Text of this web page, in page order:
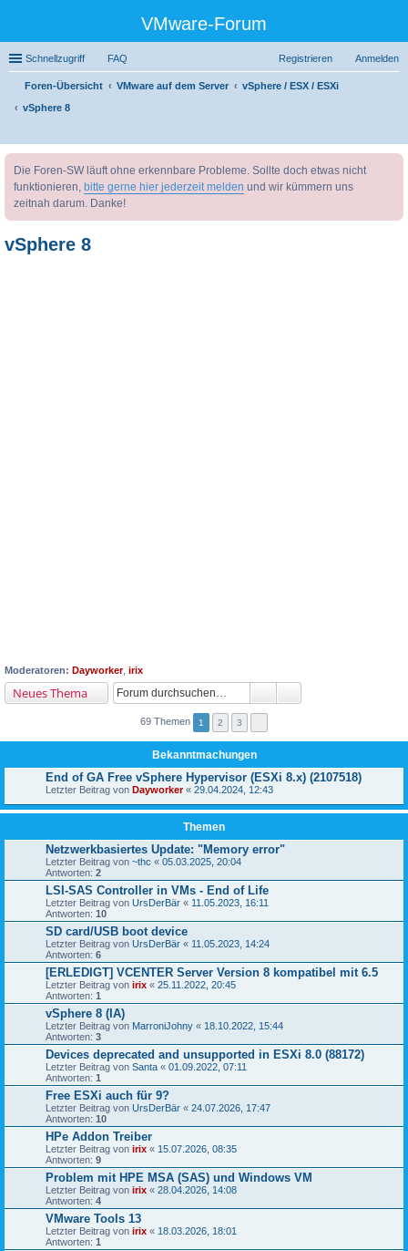
VMware-Forum
Schnellzugriff FAQ Anmelden
Registrieren
Foren-Übersicht VMware auf dem Server
vSphere / ESX / ESXi
vSphere 8
uc
Die Foren-SW läuft ohne erkennbare Probleme. Sollte doch etwas nicht
funktionieren, bitte gerne hier jederzeit melden und wir kümmern uns
zeitnah darum. Danke!
vSphere 8
Moderatoren: Dayworker, irix
Neues Thema
69 Themen 1 2 3
Bekanntmachungen
End of GA Free vSphere Hypervisor (ESXi 8.x) (2107518)
Letzter Beitrag von Dayworker« 29.04.2024, 12:43
Themen
Netzwerkbasiertes Update: "Memory error"
Letzter Beitrag von ~thc « 05.03.2025, 20:04
Antworten: 2
LSI-SAS Controller in VMs - End of Life
Letzter Beitrag von UrsDerBär « 11.05.2023, 16:11
Antworten: 10
SD card/USB boot device
Letzter Beitrag von UrsDerBär « 11.05.2023, 14:24
Antworten: 6
[ERLEDIGT] VCENTER Server Version 8 kompatibel mit 6.5
Letzter Beitrag von irix « 25.11.2022, 20:45
Antworten: 1
vSphere 8 (IA)
Letzter Beitrag von MarroniJohny « 18.10.2022, 15:44
Antworten: 3
Devices deprecated and unsupported in ESXi 8.0 (88172)
Letzter Beitrag von Santa « 01.09.2022, 07:11
Antworten: 1
Free ESXi auch für 9?
Letzter Beitrag von UrsDerBär « 24.07.2026, 17:47
Antworten: 10
HPe Addon Treiber
Letzter Beitrag von irix « 15.07.2026, 08:35
Antworten: 9
Problem mit HPE MSA (SAS) und Windows VM
Letzter Beitrag von irix « 28.04.2026, 14:08
Antworten: 4
VMware Tools 13
Letzter Beitrag von irix « 18.03.2026, 18:01
Antworten: 1